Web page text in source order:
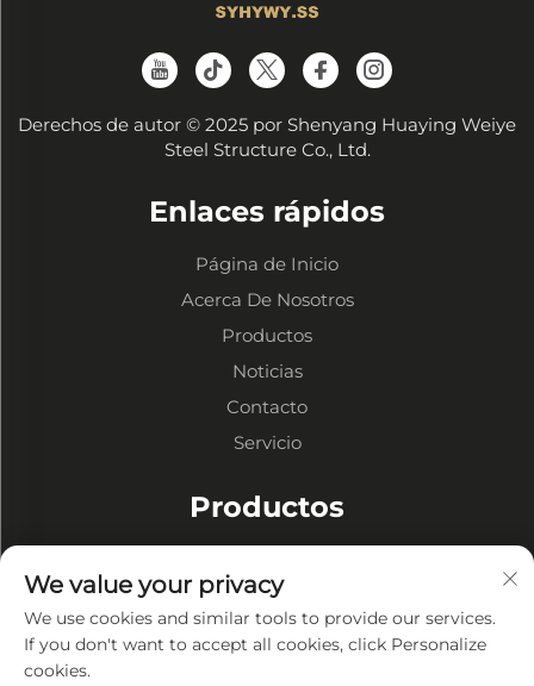
Derechos de autor © 2025 por Shenyang Huaying Weiye
Steel Structure Co., Ltd.
Enlaces rápidos
Página de Inicio
Acerca De Nosotros
Productos
Noticias
Contacto
Servicio
Productos
Talleres de Estructuras Metálicas
Edificios de Estructura Metálica
We value your privacy
We use cookies and similar tools to provide our services.
If you don't want to accept all cookies, click Personalize
cookies.